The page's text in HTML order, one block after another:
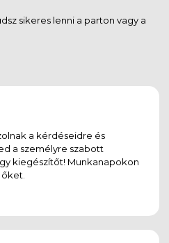
sikeres lenni a parton vagy a
a kérdéseidre és
a személyre szabott
kiegészítőt! Munkanapokon